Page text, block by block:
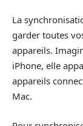
La
garder toutes
appareils.
iPhone, elle
appareils
Mac.